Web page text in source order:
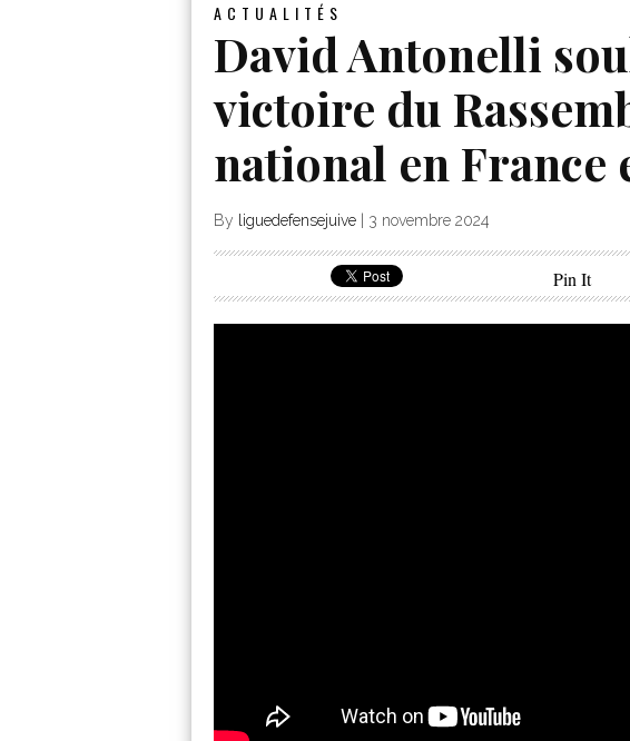
ACTUALITÉS
David Antonelli
victoire du
national en France
By liguedefensejuive 3 novembre 2024
Pin It